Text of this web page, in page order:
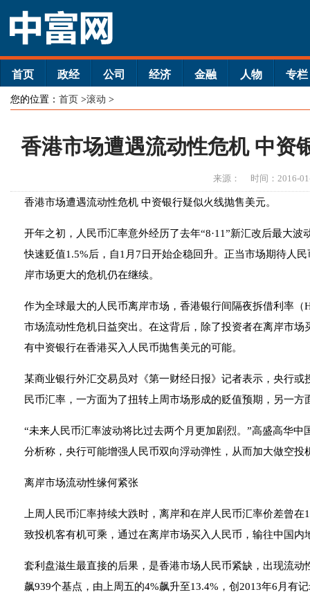
首页 政经 公司 经济 金融 人物 专栏
您的位置： 首页 >滚动 >
香港市场遭遇流动性危机 中资
来源： 时间：2016-
香港市场遭遇流动性危机 中资银行疑似火线抛售美元。
开年之初，人民币汇率意外经历了去年“8·11”新汇改后最大
快速贬值1.5%后，自1月7日开始企稳回升。正当市场期待人
岸市场更大的危机仍在继续。
作为全球最大的人民币离岸市场，香港银行间隔夜拆借利率
市场流动性危机日益突出。在这背后，除了投资者在离岸市
有中资银行在香港买入人民币抛售美元的可能。
某商业银行外汇交易员对《第一财经日报》记者表示，央行
民币汇率，一方面为了扭转上周市场形成的贬值预期，另一
“未来人民币汇率波动将比过去两个月更加剧烈。”高盛高华
分析称，央行可能增强人民币双向浮动弹性，从而加大做空投
离岸市场流动性缘何紧张
上周人民币汇率持续大跌时，离岸和在岸人民币汇率价差曾
致投机客有机可乘，通过在离岸市场买入人民币，输往中国内
套利盘滋生最直接的后果，是香港市场人民币紧缺，出现流
飙939个基点，由上周五的4%飙升至13.4%，创2013年6月有